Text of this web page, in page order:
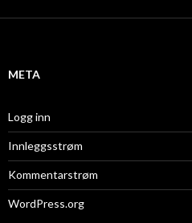
i
META
Logg inn
Innleggsstrøm
Kommentarstrøm
WordPress.org